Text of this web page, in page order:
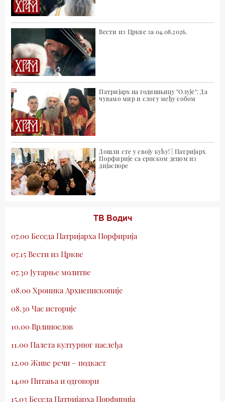
Вести из Цркве за 04.08.2026.
Патријарх на годишњицу "Олује": Да
чувамо мир и слогу међу собом
Дошли сте у своју кућу! | Патријарх
Порфирије са српском децом из
дијаспоре
ТВ Водич
07.00 Беседа Патријарха Порфирија
07.15 Вести из Цркве
07.30 Јутарње молитве
08.00 Хроника Архиепископије
08.30 Час историје
10.00 Врлинослов
11.00 Палета културног наслеђа
12.00 Живе речи – подкаст
14.00 Питања и одговори
15.03 Беседа Патријарха Порфирија